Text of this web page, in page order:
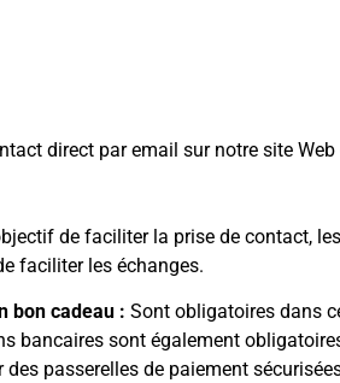
direct par email sur notre site Web
de faciliter la prise de contact,
faciliter les échanges.
bon cadeau : Sont obligatoires dans
bancaires sont également
passerelles de paiement